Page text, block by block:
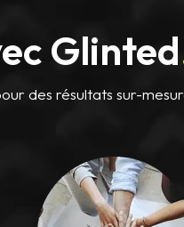
Glinted
des résultats sur-